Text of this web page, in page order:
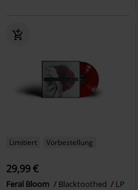
Limitiert Vorbestellung
29,99 €
Feral Bloom Blacktoothed
LP